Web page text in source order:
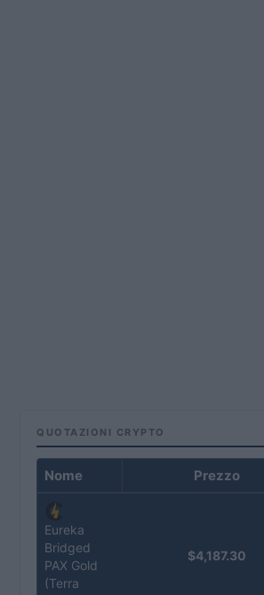
QUOTAZIONI CRYPTO
Nome Prezzo
Eureka
Bridged
PAX Gold
(Terra
$4,187.30